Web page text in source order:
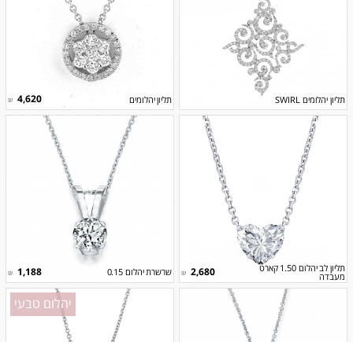
תליון יהלומים SWIRL תליון יהלומים 4,620
₪
תליון לב יהלום 1.50 קארט
מעבדה
2,680
₪ שרשרת יהלום 0.15 1,188
₪
יהלום טבעי